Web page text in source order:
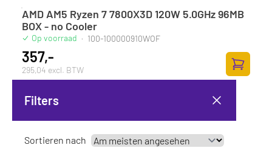
Filters
Sortieren nach
AMD AM5 Ryzen 7 7800X3D 120W 5.0GHz 96MB
BOX - no Cooler
Op voorraad · 100-100000910WOF
357,-
295,04 excl. BTW
Zum